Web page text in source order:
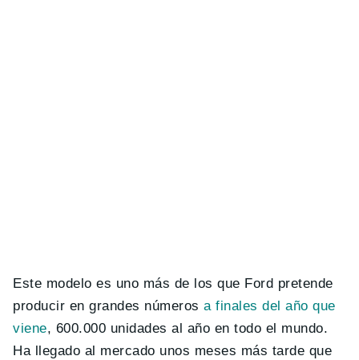
Este modelo es uno más de los que Ford pretende
producir en grandes númerosa finales del año que
viene, 600.000 unidades al año en todo el mundo.
Ha llegado al mercado unos meses más tarde que